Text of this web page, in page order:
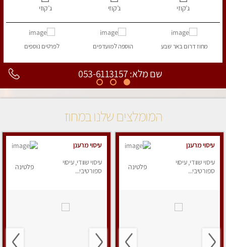
ג’קוזי ג’קוזי ג’קוזי
מחוז דרוםבאר שבע הוספהלמועדפים לפרטים נוספים
שם מלא: 053-6113157
המומלצים שלנו במחוז
עיסוי מרענן
עיסוי שוודי, עיסוי
ספורטיבי...
פלטינה
עיסוי מרענן
עיסוי שוודי, עיסוי
ספורטיבי...
פלטינה